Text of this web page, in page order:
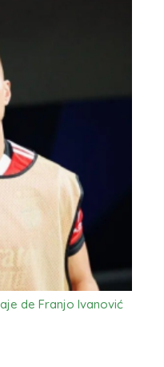
de Franjo Ivanović